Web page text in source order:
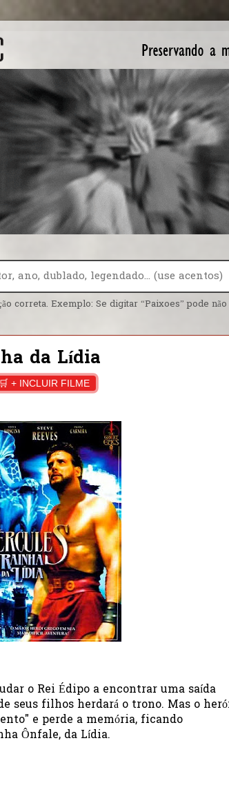
correta. Exemplo: Se digitar “Paixoes” pode
da Lídia
🛒 + INCLUIR FILME
o Rei Édipo a encontrar uma saída
seus filhos herdará o trono. Mas o
e perde a memória, ficando
Ônfale, da Lídia.